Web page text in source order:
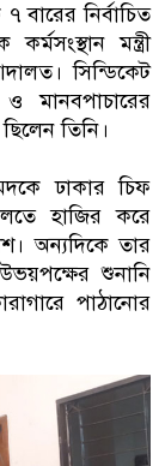
প্রবাসীদের
মুহাম্মদ ইউনূসকে
বারের নির্বাচিত
মন্ত্রী
সিন্ডিকেট
মানবপাচারের
তিনি।
ঢাকার চিফ
হাজির করে
অন্যদিকে তার
শুনানি
পাঠানোর